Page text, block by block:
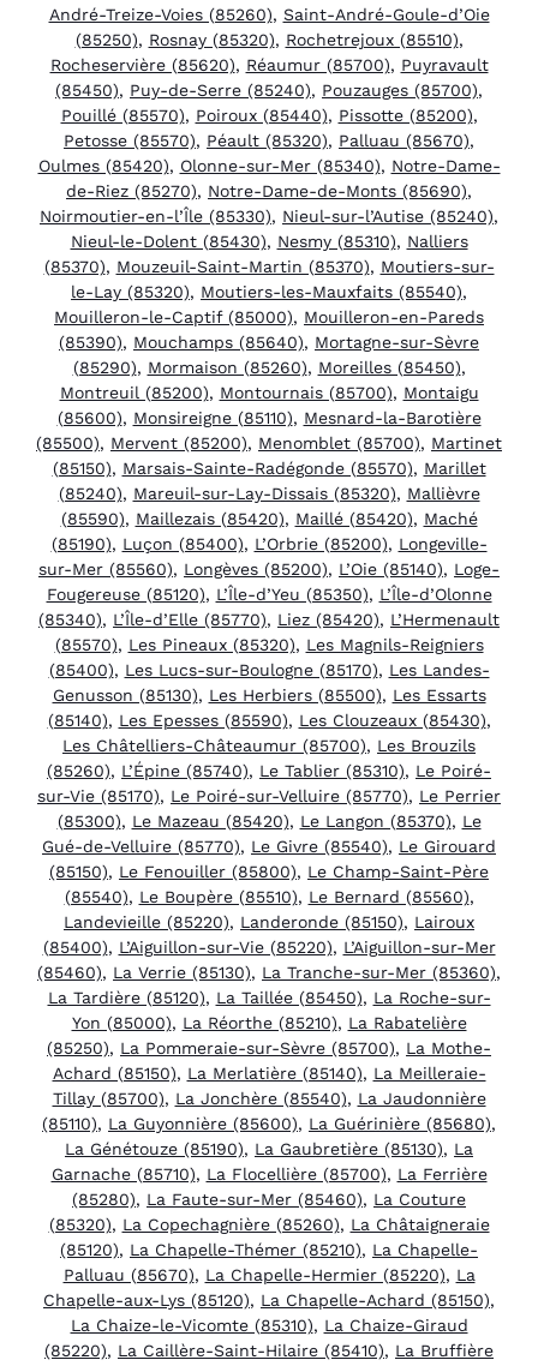
André-Treize-Voies (85260), Saint-André-Goule-d’Oie
(85250), Rosnay (85320), Rochetrejoux (85510),
Rocheservière (85620), Réaumur (85700), Puyravault
(85450), Puy-de-Serre (85240), Pouzauges (85700),
Pouillé (85570), Poiroux (85440), Pissotte (85200),
Petosse (85570), Péault (85320), Palluau (85670),
Oulmes (85420), Olonne-sur-Mer (85340), Notre-Dame-
de-Riez (85270), Notre-Dame-de-Monts (85690),
Noirmoutier-en-l’Île (85330), Nieul-sur-l’Autise (85240),
Nieul-le-Dolent (85430), Nesmy (85310), Nalliers
(85370), Mouzeuil-Saint-Martin (85370), Moutiers-sur-
le-Lay (85320), Moutiers-les-Mauxfaits (85540),
Mouilleron-le-Captif (85000), Mouilleron-en-Pareds
(85390), Mouchamps (85640), Mortagne-sur-Sèvre
(85290), Mormaison (85260), Moreilles (85450),
Montreuil (85200), Montournais (85700), Montaigu
(85600), Monsireigne (85110), Mesnard-la-Barotière
(85500), Mervent (85200), Menomblet (85700), Martinet
(85150), Marsais-Sainte-Radégonde (85570), Marillet
(85240), Mareuil-sur-Lay-Dissais (85320), Mallièvre
(85590), Maillezais (85420), Maillé (85420), Maché
(85190), Luçon (85400), L’Orbrie (85200), Longeville-
sur-Mer (85560), Longèves (85200), L’Oie (85140), Loge-
Fougereuse (85120), L’Île-d’Yeu (85350), L’Île-d’Olonne
(85340), L’Île-d’Elle (85770), Liez (85420), L’Hermenault
(85570), Les Pineaux (85320), Les Magnils-Reigniers
(85400), Les Lucs-sur-Boulogne (85170), Les Landes-
Genusson (85130), Les Herbiers (85500), Les Essarts
(85140), Les Epesses (85590), Les Clouzeaux (85430),
Les Châtelliers-Châteaumur (85700), Les Brouzils
(85260), L’Épine (85740), Le Tablier (85310), Le Poiré-
sur-Vie (85170), Le Poiré-sur-Velluire (85770), Le Perrier
(85300), Le Mazeau (85420), Le Langon (85370), Le
Gué-de-Velluire (85770), Le Givre (85540), Le Girouard
(85150), Le Fenouiller (85800), Le Champ-Saint-Père
(85540), Le Boupère (85510), Le Bernard (85560),
Landevieille (85220), Landeronde (85150), Lairoux
(85400), L’Aiguillon-sur-Vie (85220), L’Aiguillon-sur-Mer
(85460), La Verrie (85130), La Tranche-sur-Mer (85360),
La Tardière (85120), La Taillée (85450), La Roche-sur-
Yon (85000), La Réorthe (85210), La Rabatelière
(85250), La Pommeraie-sur-Sèvre (85700), La Mothe-
Achard (85150), La Merlatière (85140), La Meilleraie-
Tillay (85700), La Jonchère (85540), La Jaudonnière
(85110), La Guyonnière (85600), La Guérinière (85680),
La Génétouze (85190), La Gaubretière (85130), La
Garnache (85710), La Flocellière (85700), La Ferrière
(85280), La Faute-sur-Mer (85460), La Couture
(85320), La Copechagnière (85260), La Châtaigneraie
(85120), La Chapelle-Thémer (85210), La Chapelle-
Palluau (85670), La Chapelle-Hermier (85220), La
Chapelle-aux-Lys (85120), La Chapelle-Achard (85150),
La Chaize-le-Vicomte (85310), La Chaize-Giraud
(85220), La Caillère-Saint-Hilaire (85410), La Bruffière